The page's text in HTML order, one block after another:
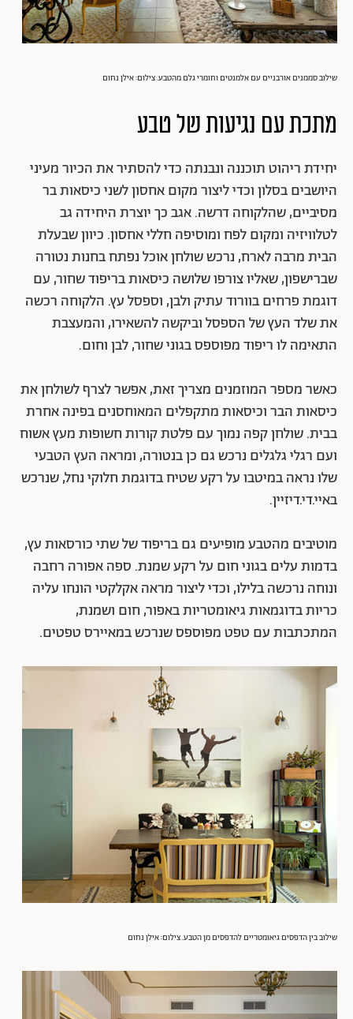
שילוב סממנים אורבניים עם אלמנטים וחומרי גלם מהטבע. צילום: אילן נחום
מתכת עם נגיעות של טבע
יחידת ריהוט תוכננה ונבנתה כדי להסתיר את הכיור מעיני
היושבים בסלון וכדי ליצור מקום אחסון לשני כיסאות בר
מסיביים, שהלקוחה דרשה. אגב כך יוצרת היחידה גב
לטלוויזיה ומקום לפח ומוסיפה חללי אחסון. כיוון שבעלת
הבית מרבה לארח, נרכש שולחן אוכל נפתח בחנות נטורה
שברישפון, שאליו צורפו שלושה כיסאות בריפוד שחור, עם
דוגמת פרחים בוורוד עתיק ולבן, וספסל עץ. הלקוחה רכשה
את שלד העץ של הספסל וביקשה להשאירו, והמעצבת
התאימה לו ריפוד מפוספס בגוני שחור, לבן וחום.
כאשר מספר המוזמנים מצריך זאת, אפשר לצרף לשולחן את
כיסאות הבר וכיסאות מתקפלים המאוחסנים בפינה אחרת
בבית. שולחן קפה נמוך עם פלטת קורות חשופות מעץ אשוח
ועם רגלי גלגלים נרכש גם כן בנטורה, ומראה העץ הטבעי
שלו נראה במיטבו על רקע שטיח בדוגמת חלוקי נחל, שנרכש
באיי.די.דיזיין.
מוטיבים מהטבע מופיעים גם בריפוד של שתי כורסאות עץ,
בדמות עלים בגוני חום על רקע שמנת. ספה אפורה רחבה
ונוחה נרכשה בלילו, וכדי ליצור מראה אקלקטי הונחו עליה
כריות בדוגמאות גיאומטריות באפור, חום ושמנת,
המתכתבות עם טפט מפוספס שנרכש במאיירס טפטים.
שילוב בין הדפסים גיאומטריים להדפסים מן הטבע. צילום: אילן נחום